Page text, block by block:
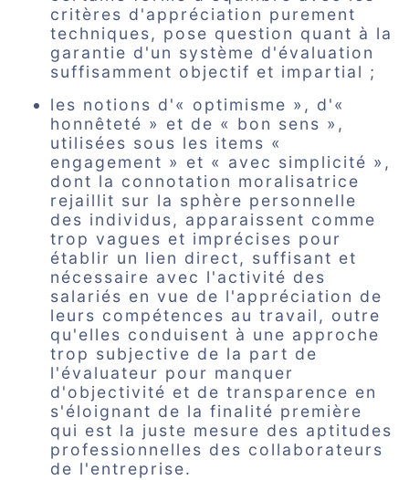
critères d'appréciation purement
techniques, pose question quant à la
garantie d'un système d'évaluation
suffisamment objectif et impartial ;
les notions d'« optimisme », d'«
honnêteté » et de « bon sens »,
utilisées sous les items «
engagement » et « avec simplicité »,
dont la connotation moralisatrice
rejaillit sur la sphère personnelle
des individus, apparaissent comme
trop vagues et imprécises pour
établir un lien direct, suffisant et
nécessaire avec l'activité des
salariés en vue de l'appréciation de
leurs compétences au travail, outre
qu'elles conduisent à une approche
trop subjective de la part de
l'évaluateur pour manquer
d'objectivité et de transparence en
s'éloignant de la finalité première
qui est la juste mesure des aptitudes
professionnelles des collaborateurs
de l'entreprise.